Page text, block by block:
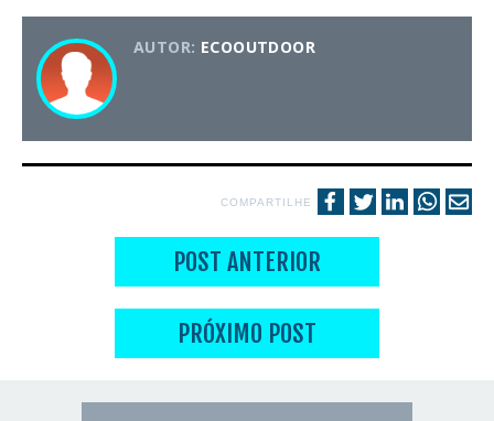
AUTOR: ECOOUTDOOR
COMPARTILHE
POST ANTERIOR
PRÓXIMO POST